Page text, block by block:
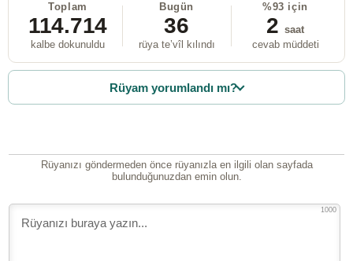
Toplam
114.714
kalbe dokunuldu
Bugün
36
rüya te’vîl kılındı
%93 için
2 saat
cevab müddeti
Rüyam yorumlandı mı?
Rüyanızı göndermeden önce rüyanızla en ilgili olan sayfada
bulunduğunuzdan emin olun.
1000